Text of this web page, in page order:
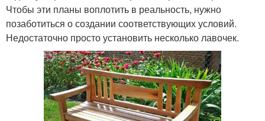
Чтобы эти планы воплотить в реальность, нужно
позаботиться о создании соответствующих условий.
Недостаточно просто установить несколько лавочек.